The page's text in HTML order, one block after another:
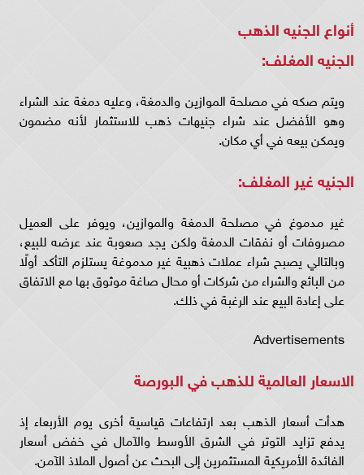
أنواع الجنيه الذهب
الجنيه المغلف:
ويتم صكه في مصلحة الموازين والدمغة، وعليه دمغة عند الشراء
وهو الأفضل عند شراء جنيهات ذهب للاستثمار لأنه مضمون
ويمكن بيعه في أي مكان.
الجنيه غير المغلف:
غير مدموغ في مصلحة الدمغة والموازين، ويوفر على العميل
مصروفات أو نفقات الدمغة ولكن يجد صعوبة عند عرضه للبيع،
وبالتالي يصبح شراء عملات ذهبية غير مدموغة يستلزم التأكد أولًا
من البائع والشراء من شركات أو محال صاغة موثوق بها مع الاتفاق
على إعادة البيع عند الرغبة في ذلك.
Advertisements
الاسعار العالمية للذهب في البورصة
هدأت أسعار الذهب بعد ارتفاعات قياسية أخرى يوم الأربعاء إذ
يدفع تزايد التوتر في الشرق الأوسط والآمال في خفض أسعار
الفائدة الأمريكية المستثمرين إلى البحث عن أصول الملاذ الآمن.